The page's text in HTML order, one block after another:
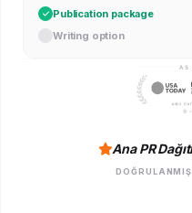
Publication package
Writing option
Ana PR